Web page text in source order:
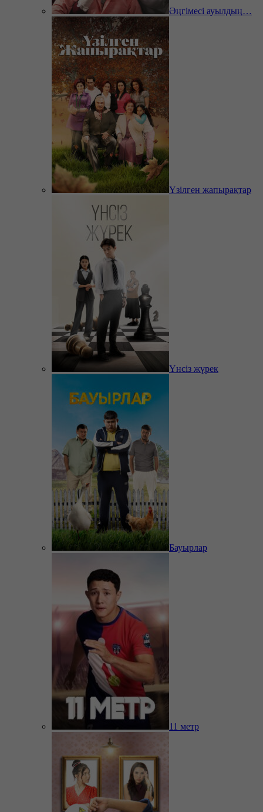
Әңгімесі ауылдың…
Үзілген жапырақтар
Үнсіз жүрек
Бауырлар
11 метр